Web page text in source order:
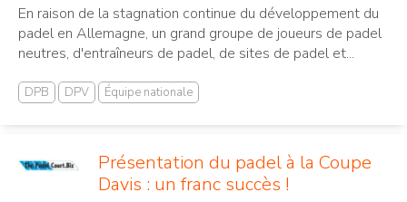
En raison de la stagnation continue du développement du
padel en Allemagne, un grand groupe de joueurs de padel
neutres, d'entraîneurs de padel, de sites de padel et...
DPB DPV Équipe nationale
Présentation du padel à la Coupe
Davis : un franc succès !